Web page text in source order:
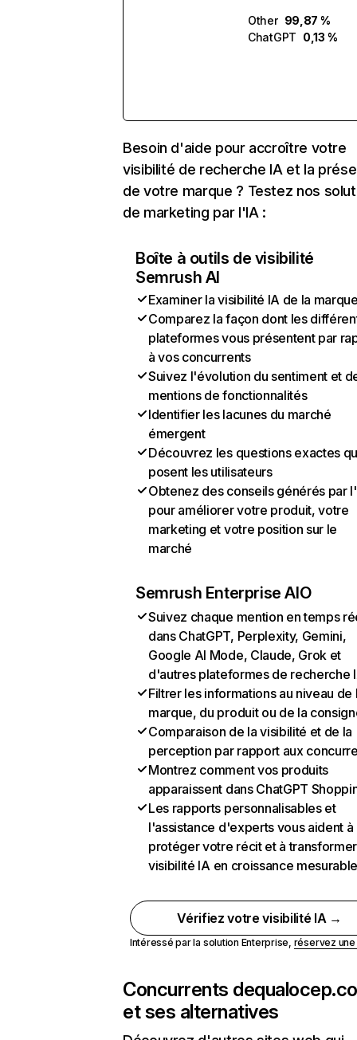
Other 99,87 %
ChatGPT 0,13 %
Besoin d'aide pour accroître votre
visibilité de recherche IA et la
de votre marque ? Testez nos
de marketing par l'IA :
Boîte à outils de visibilité
Semrush AI
Examiner la visibilité IA de la
Comparez la façon dont les
plateformes vous présentent par
à vos concurrents
Suivez l'évolution du sentiment et
mentions de fonctionnalités
Identifier les lacunes du marché
émergent
Découvrez les questions exactes
posent les utilisateurs
Obtenez des conseils générés par
pour améliorer votre produit, votre
marketing et votre position sur le
marché
Semrush Enterprise AIO
Suivez chaque mention en temps
dans ChatGPT, Perplexity, Gemini,
Google AI Mode, Claude, Grok et
d'autres plateformes de recherche
Filtrer les informations au niveau de
marque, du produit ou de la
Comparaison de la visibilité et de la
perception par rapport aux
Montrez comment vos produits
apparaissent dans ChatGPT
Les rapports personnalisables et
l'assistance d'experts vous aident à
protéger votre récit et à
visibilité IA en croissance
Vérifiez votre visibilité IA →
Intéressé par la solution Enterprise, réservez
Concurrents de
et ses alternatives